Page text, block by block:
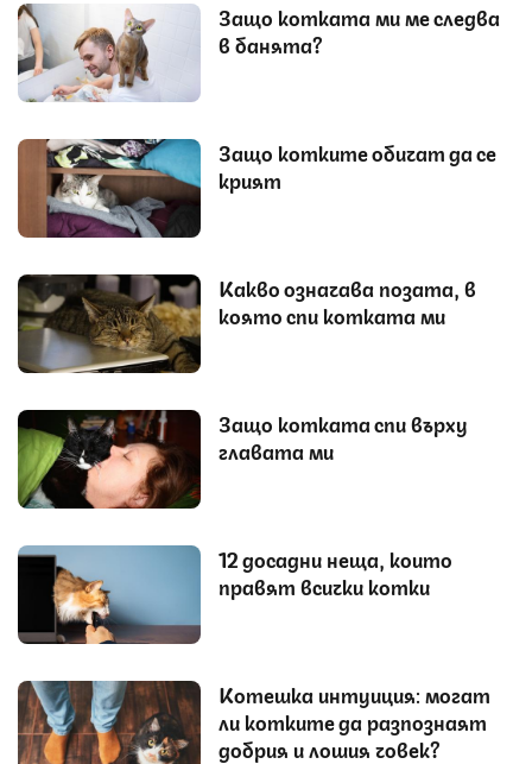
Защо котката ми ме следва
в банята?
Защо котките обичат да се
крият
Какво означава позата, в
която спи котката ми
Защо котката спи върху
главата ми
12 досадни неща, които
правят всички котки
Котешка интуиция: могат
ли котките да разпознаят
добрия и лошия човек?